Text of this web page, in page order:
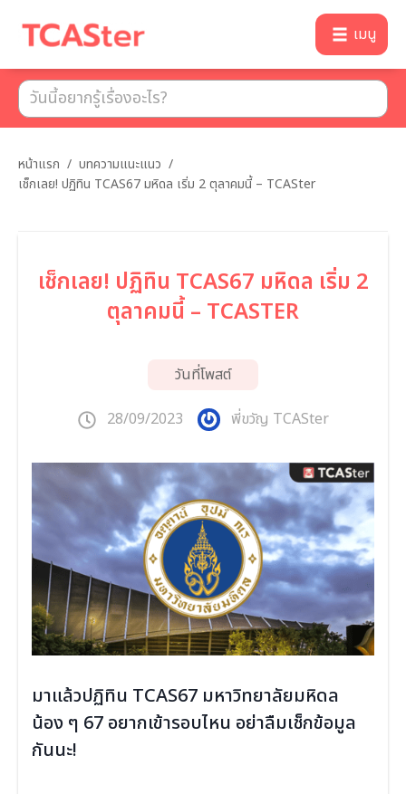
เมนู
หน้าแรก / บทความแนะแนว /
เช็กเลย! ปฏิทิน TCAS67 มหิดล เริ่ม 2 ตุลาคมนี้ – TCASter
เช็กเลย! ปฏิทิน TCAS67 มหิดล เริ่ม 2
ตุลาคมนี้ – TCASTER
วันที่โพสต์
28/09/2023 พี่ขวัญ TCASter
มาแล้วปฏิทิน TCAS67 มหาวิทยาลัยมหิดล
น้อง ๆ 67 อยากเข้ารอบไหน อย่าลืมเช็กข้อมูล
กันนะ!